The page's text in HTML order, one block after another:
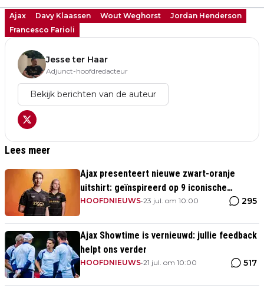
Ajax Davy Klaassen Wout Weghorst
Jordan Henderson
Francesco Farioli
Jesse ter Haar
Adjunct-hoofdredacteur
Bekijk berichten van de auteur
Lees meer
Ajax presenteert nieuwe zwart-oranje
uitshirt: geïnspireerd op 9 iconische
momenten uit clubhistorie
HOOFDNIEUWS•23 jul. om 10:00 295
Ajax Showtime is vernieuwd: jullie feedback
helpt ons verder
HOOFDNIEUWS•21 jul. om 10:00 517